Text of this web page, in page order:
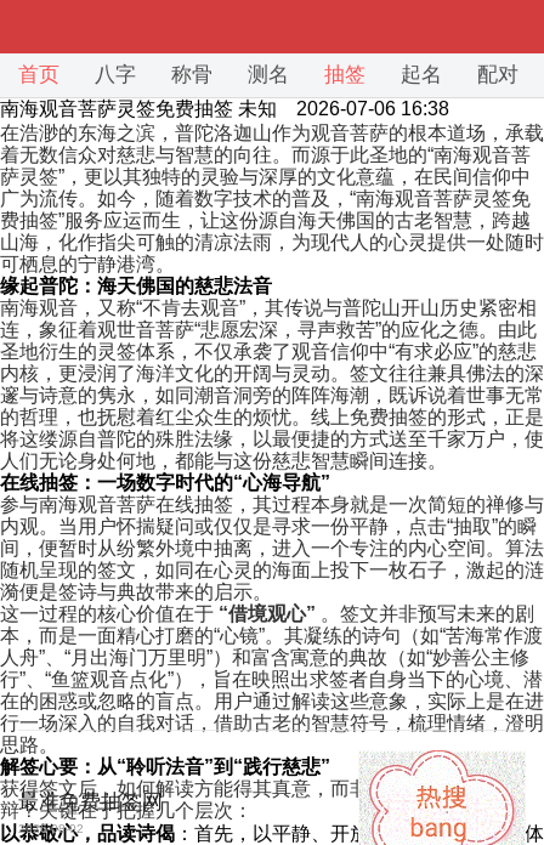
首页 八字 称骨 测名 抽签 起名 配对
南海观音菩萨灵签免费抽签 未知 2026-07-06 16:38
在浩渺的东海之滨，普陀洛迦山作为观音菩萨的根本道场，承载
着无数信众对慈悲与智慧的向往。而源于此圣地的“南海观音菩
萨灵签”，更以其独特的灵验与深厚的文化意蕴，在民间信仰中
广为流传。如今，随着数字技术的普及，“南海观音菩萨灵签免
费抽签”服务应运而生，让这份源自海天佛国的古老智慧，跨越
山海，化作指尖可触的清凉法雨，为现代人的心灵提供一处随时
可栖息的宁静港湾。
缘起普陀：海天佛国的慈悲法音
南海观音，又称“不肯去观音”，其传说与普陀山开山历史紧密相
连，象征着观世音菩萨“悲愿宏深，寻声救苦”的应化之德。由此
圣地衍生的灵签体系，不仅承袭了观音信仰中“有求必应”的慈悲
内核，更浸润了海洋文化的开阔与灵动。签文往往兼具佛法的深
邃与诗意的隽永，如同潮音洞旁的阵阵海潮，既诉说着世事无常
的哲理，也抚慰着红尘众生的烦忧。线上免费抽签的形式，正是
将这缕源自普陀的殊胜法缘，以最便捷的方式送至千家万户，使
人们无论身处何地，都能与这份慈悲智慧瞬间连接。
在线抽签：一场数字时代的“心海导航”
参与南海观音菩萨在线抽签，其过程本身就是一次简短的禅修与
内观。当用户怀揣疑问或仅仅是寻求一份平静，点击“抽取”的瞬
间，便暂时从纷繁外境中抽离，进入一个专注的内心空间。算法
随机呈现的签文，如同在心灵的海面上投下一枚石子，激起的涟
漪便是签诗与典故带来的启示。
这一过程的核心价值在于 “借境观心” 。签文并非预写未来的剧
本，而是一面精心打磨的“心镜”。其凝练的诗句（如“苦海常作渡
人舟”、“月出海门万里明”）和富含寓意的典故（如“妙善公主修
行”、“鱼篮观音点化”），旨在映照出求签者自身当下的心境、潜
在的困惑或忽略的盲点。用户通过解读这些意象，实际上是在进
行一场深入的自我对话，借助古老的智慧符号，梳理情绪，澄明
思路。
解签心要：从“聆听法音”到“践行慈悲”
获得签文后，如何解读方能得其真意，而非流于肤浅的吉凶之
辩？关键在于把握几个层次：
以恭敬心，品读诗偈 ：首先，以平静、开放的心态阅读签文。体
最准免费抽签网
2026-08-02